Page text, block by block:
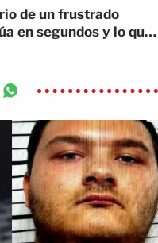
de un frustrado
en segundos y lo que